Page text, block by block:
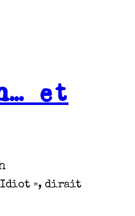
et
Idiot », dirait